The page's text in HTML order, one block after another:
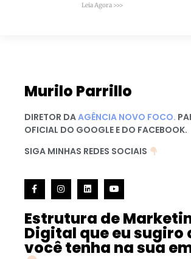
Leia Agora >>>
Murilo Parrillo
DIRETOR DAAGÊNCIA NOVO FOCO.
OFICIAL DO GOOGLE E DO FACEBOOK.
SIGA MINHAS REDES SOCIAIS
Estrutura de
Digital que eu sugiro
você tenha na sua